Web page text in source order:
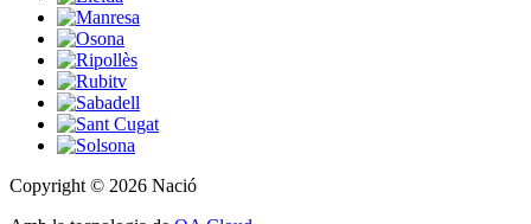
Copyright © 2026 Nació